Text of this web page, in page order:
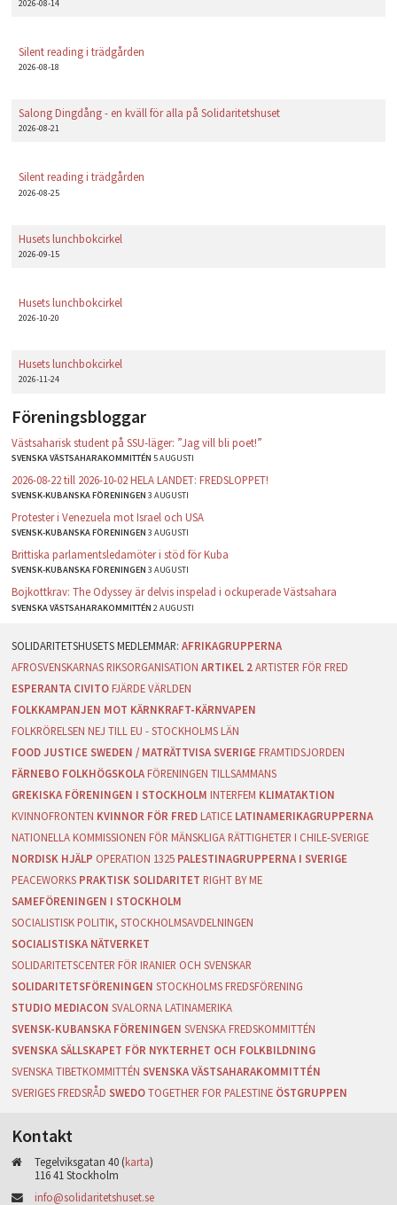
2026-08-14
Silent reading i trädgården
2026-08-18
Salong Dingdång - en kväll för alla på Solidaritetshuset
2026-08-21
Silent reading i trädgården
2026-08-25
Husets lunchbokcirkel
2026-09-15
Husets lunchbokcirkel
2026-10-20
Husets lunchbokcirkel
2026-11-24
Föreningsbloggar
Västsaharisk student på SSU-läger: ”Jag vill bli poet!”
SVENSKA VÄSTSAHARAKOMMITTÉN5 AUGUSTI
2026-08-22 till 2026-10-02 HELA LANDET: FREDSLOPPET!
SVENSK-KUBANSKA FÖRENINGEN3 AUGUSTI
Protester i Venezuela mot Israel och USA
SVENSK-KUBANSKA FÖRENINGEN3 AUGUSTI
Brittiska parlamentsledamöter i stöd för Kuba
SVENSK-KUBANSKA FÖRENINGEN3 AUGUSTI
Bojkottkrav: The Odyssey är delvis inspelad i ockuperade Västsahara
SVENSKA VÄSTSAHARAKOMMITTÉN2 AUGUSTI
AFRIKAGRUPPERNA
AFROSVENSKARNAS RIKSORGANISATION ARTIKEL 2 ARTISTER FÖR FRED
ESPERANTA CIVITO FJÄRDE VÄRLDEN
FOLKKAMPANJEN MOT KÄRNKRAFT-KÄRNVAPEN
FOLKRÖRELSEN NEJ TILL EU - STOCKHOLMS LÄN
FOOD JUSTICE SWEDEN / MATRÄTTVISA SVERIGE FRAMTIDSJORDEN
FÄRNEBO FOLKHÖGSKOLA FÖRENINGEN TILLSAMMANS
GREKISKA FÖRENINGEN I STOCKHOLM INTERFEM KLIMATAKTION
KVINNOFRONTEN KVINNOR FÖR FRED LATICE LATINAMERIKAGRUPPERNA
NATIONELLA KOMMISSIONEN FÖR MÄNSKLIGA RÄTTIGHETER I CHILE-SVERIGE
NORDISK HJÄLP OPERATION 1325 PALESTINAGRUPPERNA I SVERIGE
PEACEWORKS PRAKTISK SOLIDARITET RIGHT BY ME
SAMEFÖRENINGEN I STOCKHOLM
SOCIALISTISK POLITIK, STOCKHOLMSAVDELNINGEN
SOCIALISTISKA NÄTVERKET
SOLIDARITETSCENTER FÖR IRANIER OCH SVENSKAR
SOLIDARITETSFÖRENINGEN STOCKHOLMS FREDSFÖRENING
STUDIO MEDIACON SVALORNA LATINAMERIKA
SVENSK-KUBANSKA FÖRENINGEN SVENSKA FREDSKOMMITTÉN
SVENSKA SÄLLSKAPET FÖR NYKTERHET OCH FOLKBILDNING
SVENSKA TIBETKOMMITTÉN SVENSKA VÄSTSAHARAKOMMITTÉN
SVERIGES FREDSRÅD SWEDO TOGETHER FOR PALESTINE ÖSTGRUPPEN
Kontakt
Tegelviksgatan 40 (karta)
116 41 Stockholm
info@solidaritetshuset.se